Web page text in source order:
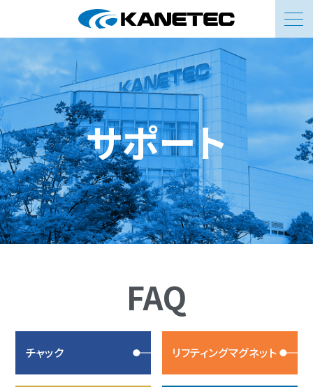
サポート
FAQ
チャック リフティングマグネット